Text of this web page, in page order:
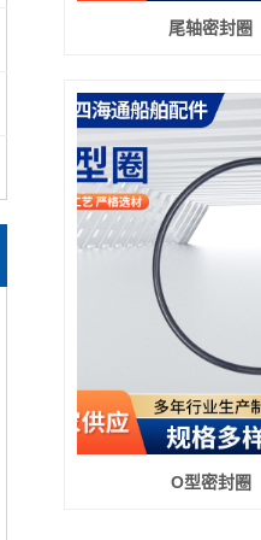
尾轴密封圈
O型密封圈